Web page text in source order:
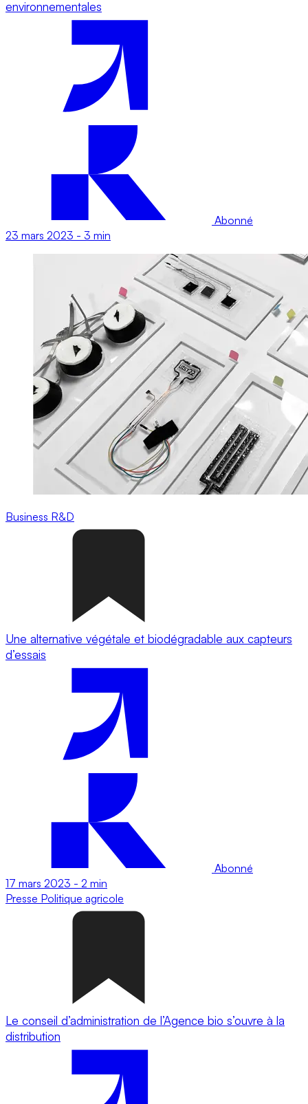
environnementales
Abonné
23 mars 2023 - 3 min
Business R&D
Une alternative végétale et biodégradable aux capteurs
d’essais
Abonné
17 mars 2023 - 2 min
Presse Politique agricole
Le conseil d’administration de l’Agence bio s’ouvre à la
distribution